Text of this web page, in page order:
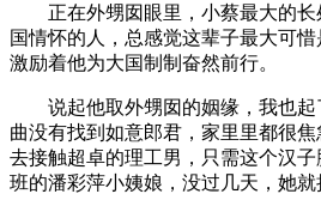
正在外甥囡眼里，小蔡最大的长
国情怀的人，总感觉这辈子最大可
激励着他为大国制制奋然前行。
说起他取外甥囡的姻缘，我也起
曲没有找到如意郎君，家里里都很
去接触超卓的理工男，只需这个汉
班的潘彩萍小姨娘，没过几天，她